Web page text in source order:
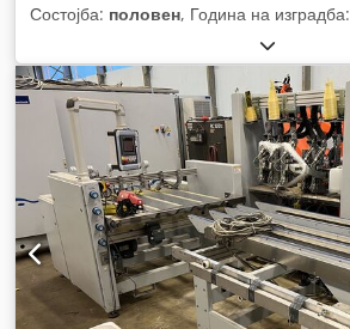
Состојба: половен, Година на изградба: